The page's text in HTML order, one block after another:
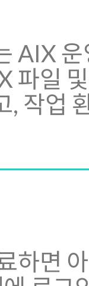
AIX
파일
, 작업
하면